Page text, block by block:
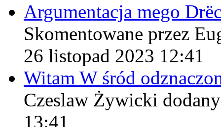
Argumentacja mego
Skomentowane przez
26 listopad 2023 12:41
Witam W śród
Czeslaw Żywicki
13:41